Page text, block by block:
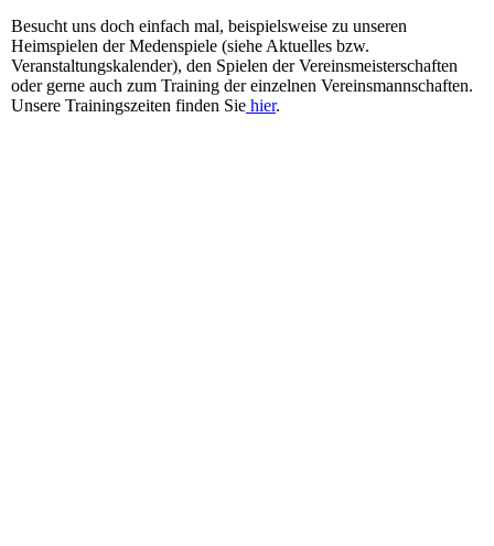
Besucht uns doch einfach mal, beispielsweise zu unseren
Heimspielen der Medenspiele (siehe Aktuelles bzw.
Veranstaltungskalender), den Spielen der Vereinsmeisterschaften
oder gerne auch zum Training der einzelnen Vereinsmannschaften.
Unsere Trainingszeiten finden Sie hier.